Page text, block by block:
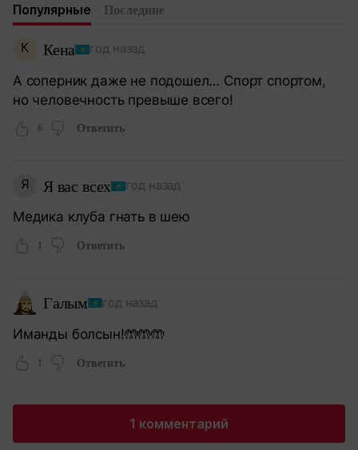
Популярные Последние
К Кена год назад
А соперник даже не подошел… Спорт спортом,
но человечность превыше всего!
6 Ответить
Я Я вас всех год назад
Медика клуба гнать в шею
Ответить
Галым год назад
Иманды болсын!🤲🤲🤲
1 Ответить
1 комментарий